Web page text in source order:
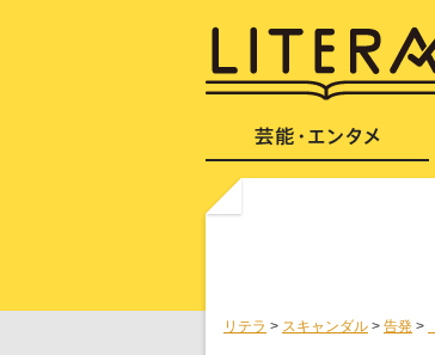
リテラ > スキャンダル > 告発 >